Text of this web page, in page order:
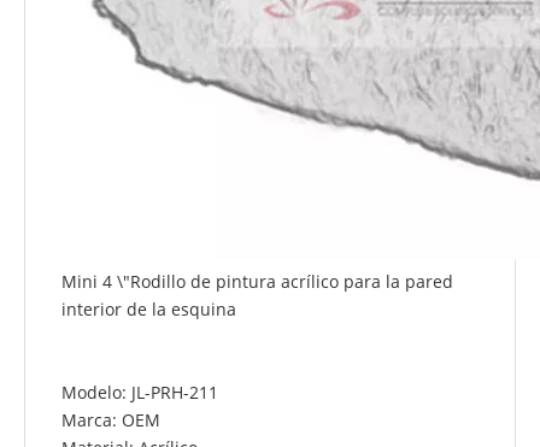
Mini 4 \"Rodillo de pintura acrílico para la pared
interior de la esquina
Modelo: JL-PRH-211
Marca: OEM